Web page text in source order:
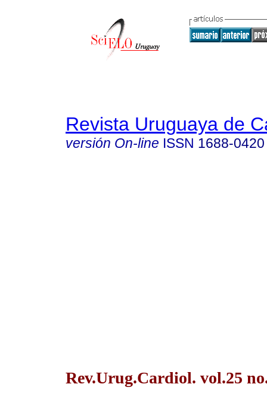
Revista Uruguaya de
versión On-line ISSN 1688-0420
Rev.Urug.Cardiol. vol.25